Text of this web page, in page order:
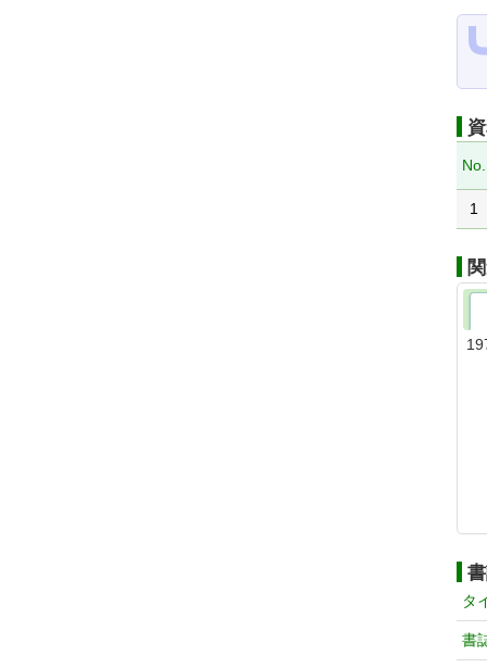
No.
1
タ
書